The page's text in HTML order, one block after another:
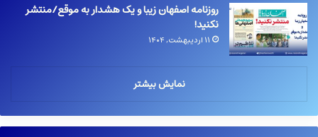
روزنامه اصفهان زیبا و یک هشدار به موقع/منتشر
نکنید!
۱۱ اردیبهشت, ۱۴۰۴
نمایش بیشتر